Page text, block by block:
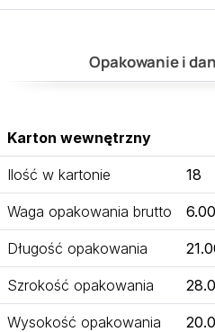
Opakowanie i
Karton wewnętrzny
Ilość w kartonie 18
Waga opakowania brutto 6.00
Długość opakowania
Szrokość opakowania
Wysokość opakowania